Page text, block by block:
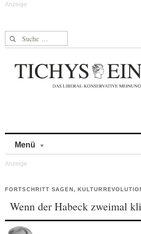
Suche nach:
Menü
FORTSCHRITT SAGEN,
Wenn der Habeck zweimal